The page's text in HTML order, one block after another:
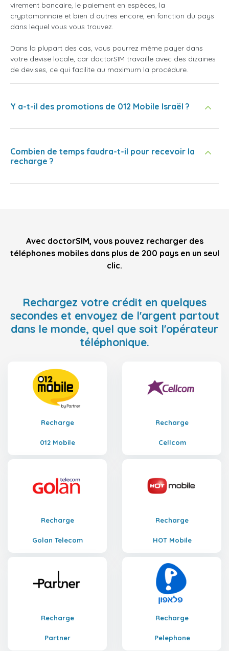
virement bancaire, le paiement en espèces, la
cryptomonnaie et bien d autres encore, en fonction du pays
dans lequel vous vous trouvez.
Dans la plupart des cas, vous pourrez même payer dans
votre devise locale, car doctorSIM travaille avec des dizaines
de devises, ce qui facilite au maximum la procédure.
Y a-t-il des promotions de 012 Mobile Israël ?
Combien de temps faudra-t-il pour recevoir la
recharge ?
Avec doctorSIM, vous pouvez recharger des
téléphones mobiles dans plus de 200 pays en un seul
clic.
Rechargez votre crédit en quelques
secondes et envoyez de l'argent partout
dans le monde, quel que soit l'opérateur
téléphonique.
Recharge
012 Mobile
Recharge
Cellcom
Recharge
Golan Telecom
Recharge
HOT Mobile
Recharge
Partner
Recharge
Pelephone